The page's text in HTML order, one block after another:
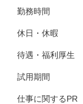
勤務時間
休日・休暇
待遇・福利厚生
試用期間
仕事に関するPR